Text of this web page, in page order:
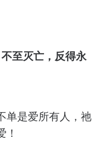
至灭亡，反得永
单是爱所有人，祂